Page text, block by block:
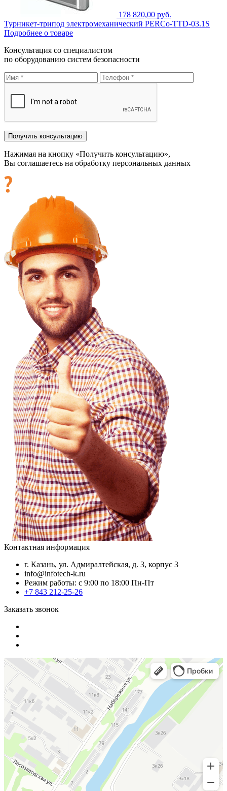
178 820,00 руб.
Турникет-трипод электромеханический PERCo-TTD-03.1S
Подробнее о товаре
Консультация со специалистом
по оборудованию систем безопасности
Нажимая на кнопку «Получить консультацию»,
Вы соглашаетесь на обработку персональных данных
Контактная информация
г. Казань, ул. Адмиралтейская, д. 3, корпус 3
info@infotech-k.ru
Режим работы: с 9:00 по 18:00 Пн-Пт
+7 843 212-25-26
Заказать звонок